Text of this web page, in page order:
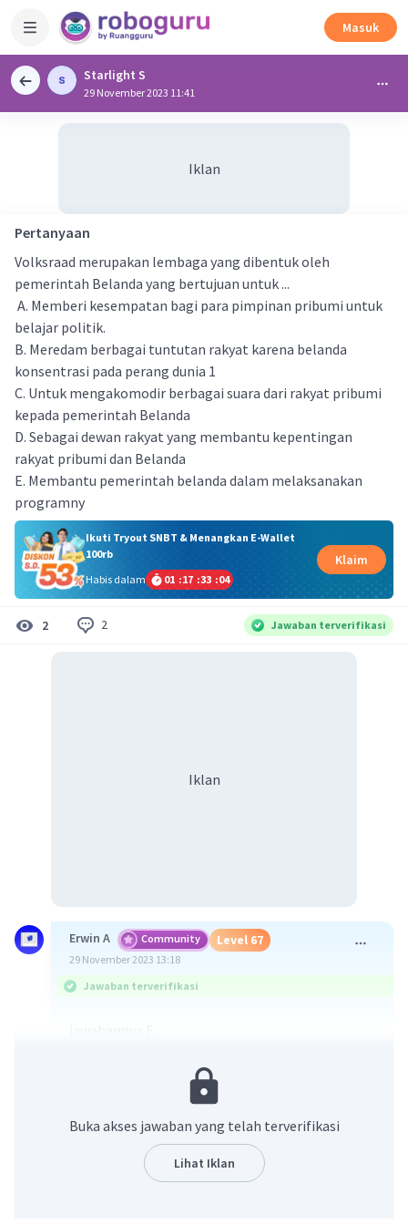
Masuk
Starlight S
29 November 2023 11:41
Iklan
Pertanyaan
Volksraad merupakan lembaga yang dibentuk oleh
pemerintah Belanda yang bertujuan untuk ...
A. Memberi kesempatan bagi para pimpinan pribumi untuk
belajar politik.
B. Meredam berbagai tuntutan rakyat karena belanda
konsentrasi pada perang dunia 1
C. Untuk mengakomodir berbagai suara dari rakyat pribumi
kepada pemerintah Belanda
D. Sebagai dewan rakyat yang membantu kepentingan
rakyat pribumi dan Belanda
E. Membantu pemerintah belanda dalam melaksanakan
programny
Ikuti Tryout SNBT & Menangkan E-Wallet
100rb
Habis dalam
01 :17 :33 :04
Klaim
2 2 Jawaban terverifikasi
Iklan
Erwin A Community Level 67
29 November 2023 13:18
Jawaban terverifikasi
oleh pemerintah Belanda yang bertujuan untuk
memberikan wadah bagi penduduk Hindia
Belanda untuk berpartisipasi dalam
pemerintahan
. Volksraad dibentuk pada tanggal
16 Desember 1916, dan merupakan lembaga
perwakilan rakyat pertama di Hindia Belanda.
Buka akses jawaban yang telah terverifikasi
Lihat Iklan